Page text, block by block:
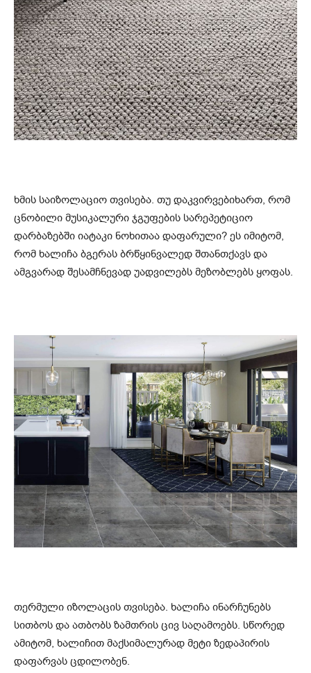
ხმის საიზოლაციო თვისება. თუ დაკვირვებიხართ, რომ
ცნობილი მუსიკალური ჯგუფების სარეპეტიციო
დარბაზებში იატაკი ნოხითაა დაფარული? ეს იმიტომ,
რომ ხალიჩა ბგერას ბრწყინვალედ შთანთქავს და
ამგვარად შესამჩნევად უადვილებს მეზობლებს ყოფას.
თერმული იზოლაცის თვისება. ხალიჩა ინარჩუნებს
სითბოს და ათბობს ზამთრის ცივ საღამოებს. სწორედ
ამიტომ, ხალიჩით მაქსიმალურად მეტი ზედაპირის
დაფარვას ცდილობენ.